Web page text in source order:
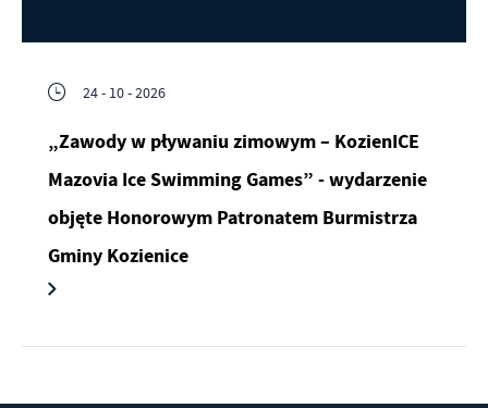
24 - 10 - 2026
„Zawody w pływaniu zimowym – KozienICE
Mazovia Ice Swimming Games” - wydarzenie
objęte Honorowym Patronatem Burmistrza
Gminy Kozienice